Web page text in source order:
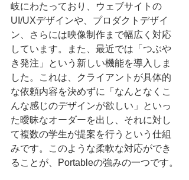
岐にわたっており、ウェブサイトの
UI/UXデザインや、プロダクトデザイ
ン、さらには映像制作まで幅広く対応
しています。また、最近では「つぶや
き発注」という新しい機能を導入しま
した。これは、クライアントが具体的
な依頼内容を決めずに「なんとなくこ
んな感じのデザインが欲しい」といっ
た曖昧なオーダーを出し、それに対し
て複数の学生が提案を行うという仕組
みです。このような柔軟な対応ができ
ることが、Portableの強みの一つです。